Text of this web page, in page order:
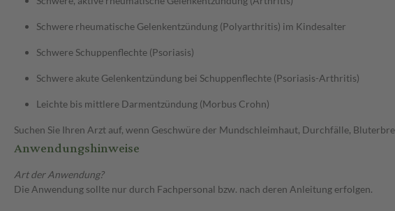
Schwere rheumatische Gelenkentzündung (Polyarthritis) im Kindesalter
Schwere Schuppenflechte (Psoriasis)
Schwere akute Gelenkentzündung bei Schuppenflechte (Psoriasis-Arthritis)
Leichte bis mittlere Darmentzündung (Morbus Crohn)
Suchen Sie Ihren Arzt auf, wenn Geschwüre der Mundschleimhaut, Durchfälle,
Anwendungshinweise
Art der Anwendung?
Die Anwendung sollte nur durch Fachpersonal bzw. nach deren Anleitung erfolgen.